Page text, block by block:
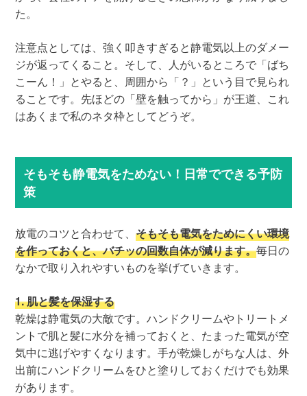
た。
注意点としては、強く叩きすぎると静電気以上のダメー
ジが返ってくること。そして、人がいるところで「ばち
こーん！」とやると、周囲から「？」という目で見られ
ることです。先ほどの「壁を触ってから」が王道、これ
はあくまで私のネタ枠としてどうぞ。
そもそも静電気をためない！日常でできる予防
策
放電のコツと合わせて、そもそも電気をためにくい環境
を作っておくと、バチッの回数自体が減ります。毎日の
なかで取り入れやすいものを挙げていきます。
1. 肌と髪を保湿する
乾燥は静電気の大敵です。ハンドクリームやトリートメ
ントで肌と髪に水分を補っておくと、たまった電気が空
気中に逃げやすくなります。手が乾燥しがちな人は、外
出前にハンドクリームをひと塗りしておくだけでも効果
があります。